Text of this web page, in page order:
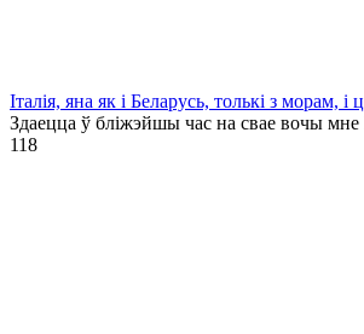
Італія, яна як і Беларусь, толькі з морам,
Здаецца ў бліжэйшы час на свае вочы мне
118